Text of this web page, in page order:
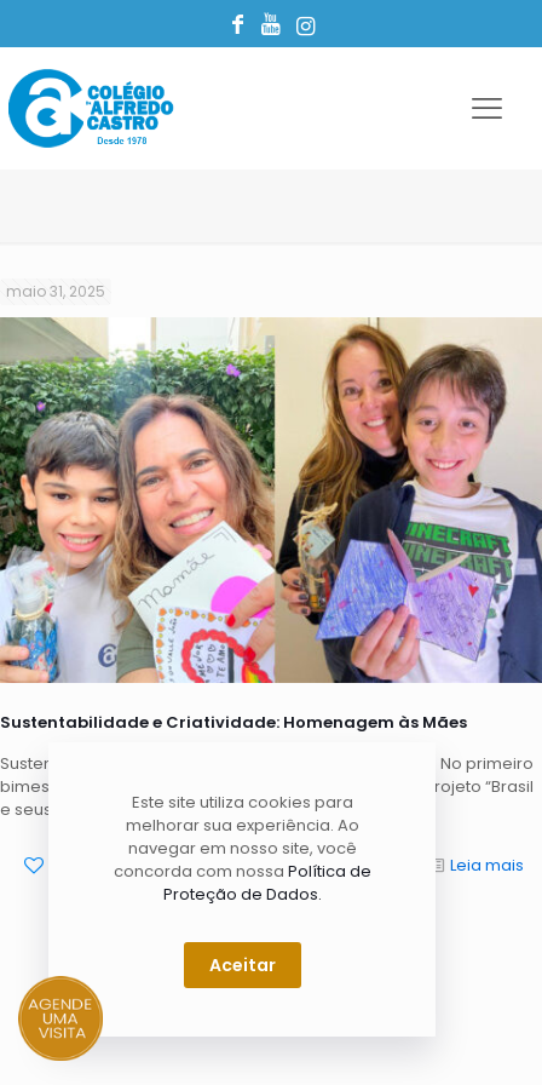
maio 31, 2025
Sustentabilidade e Criatividade: Homenagem às Mães
Sustentabilidade e Criatividade: Homenagem às Mães. No primeiro
bimestre, o Colégio Dr. Alfredo Castro desenvolveu o projeto “Brasil
e seus interiores – Da roça ao sertão”,[…]
Leia mais
Este site utiliza cookies para
melhorar sua experiência. Ao
navegar em nosso site, você
concorda com nossa Política de
Proteção de Dados.
Aceitar